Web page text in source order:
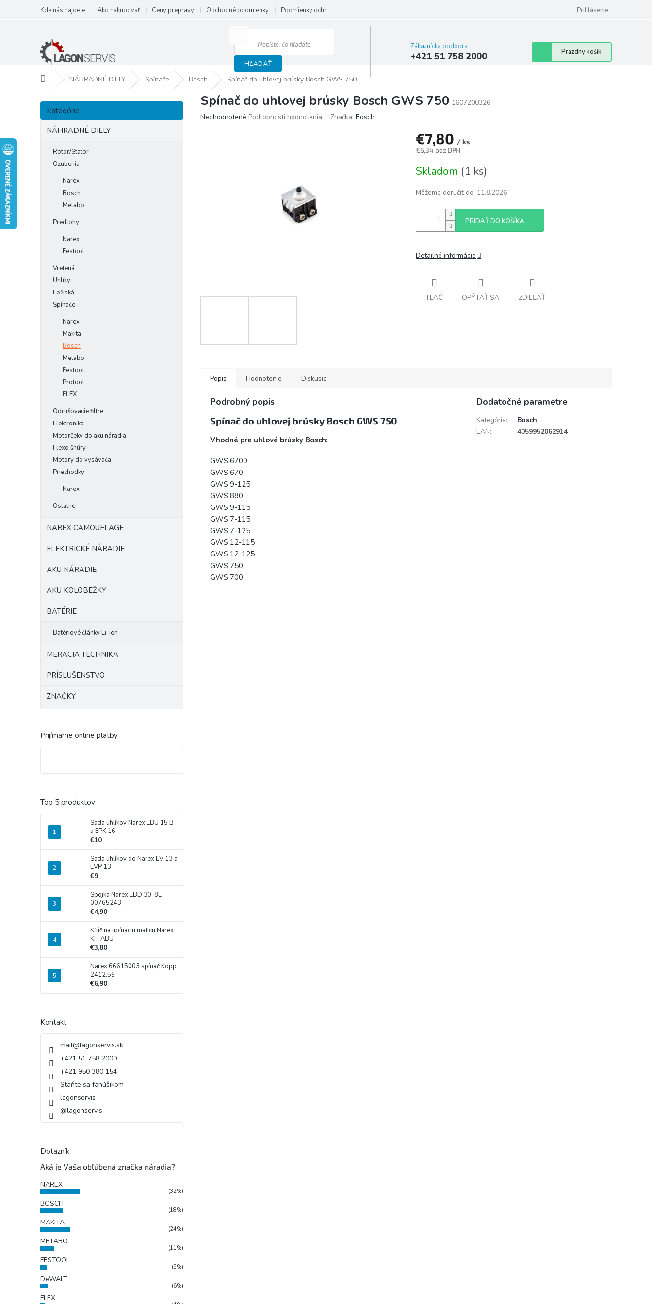
obsah
Kde nás nájdete Ako nakupovať Ceny prepravy Obchodné podmienky Podmienky ochrany osobných údajov Prihlásenie
HĽADAŤ
Zákaznícka podpora:
+421 51 758 2000
Nákupný
košík
Prázdny košík
DomovNÁHRADNÉ DIELY Spínače Bosch Spínač do uhlovej brúsky Bosch GWS 750
B
č
Preskočiť
kategórie
Kategórie
NÁHRADNÉ DIELY
Rotor/Stator
Ozubenia
Narex
Bosch
Metabo
Predlohy
Narex
Festool
Vretená
Uhlíky
Ložiská
Spínače
Narex
Makita
Bosch
Metabo
Festool
Protool
FLEX
Odrušovacie filtre
Elektronika
Motorčeky do aku náradia
Flexo šnúry
Motory do vysávača
Priechodky
Narex
Ostatné
NAREX CAMOUFLAGE
ELEKTRICKÉ NÁRADIE
AKU NÁRADIE
AKU KOLOBEŽKY
BATÉRIE
Batériové články Li-ion
MERACIA TECHNIKA
PRÍSLUŠENSTVO
ZNAČKY
Prijímame online platby
Top 5 produktov
Sada uhlíkov Narex EBU 15 B
a EPK 16
€10
Sada uhlíkov do Narex EV 13 a
EVP 13
€9
Spojka Narex EBD 30-8E
00765243
€4,90
Kľúč na upínaciu maticu Narex
KF-ABU
€3,80
Narex 66615003 spínač Kopp
2412.59
€6,90
Kontakt
mail@lagonservis.sk
+421 51 758 2000
+421 950 380 154
Staňte sa fanúšikom
lagonservis
@lagonservis
Dotazník
Aká je Vaša obľúbená značka náradia?
NAREX
(32%)
BOSCH
(18%)
MAKITA
(24%)
METABO
(11%)
FESTOOL
(5%)
DeWALT
(6%)
FLEX
Spínač do uhlovej brúsky Bosch GWS 750 1607200326
Priemerné
Neohodnotené Podrobnosti hodnotenia Značka: Bosch
€7,80 / ks
€6,34 bez DPH
cena:
Skladom (1 ks)
Môžeme doručiť do: 11.8.2026
PRIDAŤ DO KOŠÍKA
Detailné informácie
TLAČ OPÝTAŤ SA ZDIEĽAŤ
Popis Hodnotenie Diskusia
Podrobný popis
Spínač do uhlovej brúsky Bosch GWS 750
Vhodné pre uhlové brúsky Bosch:
GWS 6700
GWS 670
GWS 9-125
GWS 880
GWS 9-115
GWS 7-115
GWS 7-125
GWS 12-115
GWS 12-125
GWS 750
GWS 700
Dodatočné parametre
Kategória:
Bosch
EAN: 4059952062914